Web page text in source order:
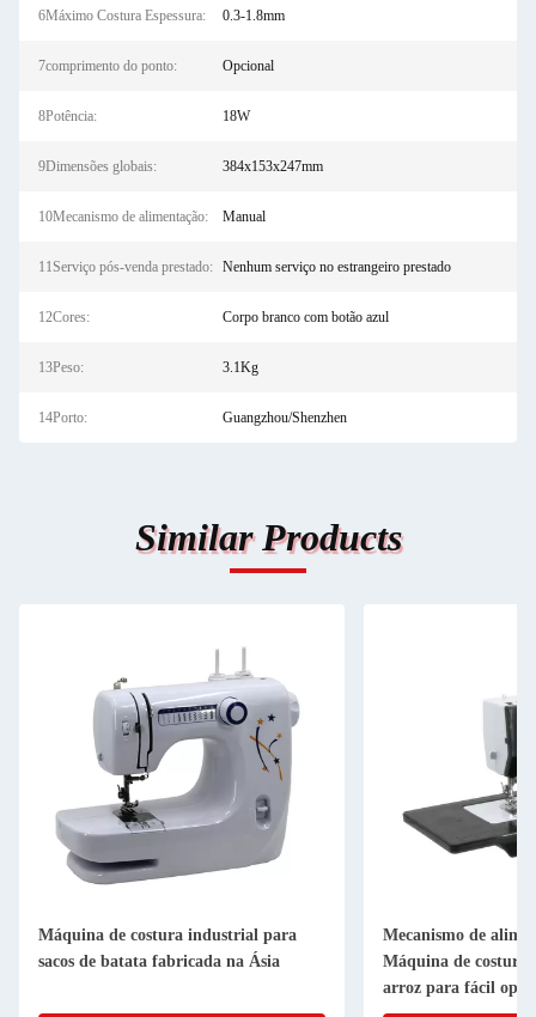
6Máximo Costura Espessura: 0.3-1.8mm
7comprimento do ponto: Opcional
8Potência: 18W
9Dimensões globais: 384x153x247mm
10Mecanismo de alimentação: Manual
11Serviço pós-venda prestado: Nenhum serviço no estrangeiro prestado
12Cores: Corpo branco com botão azul
13Peso: 3.1Kg
14Porto: Guangzhou/Shenzhen
Similar Products
Máquina de costura industrial para
sacos de batata fabricada na Ásia
Mecanismo de
Máquina de costura
arroz para fácil